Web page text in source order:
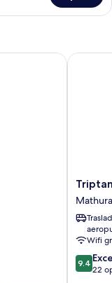
Triptam
Mathura
Mathura
Wifi
9.4
de
9.4
22
Triptam